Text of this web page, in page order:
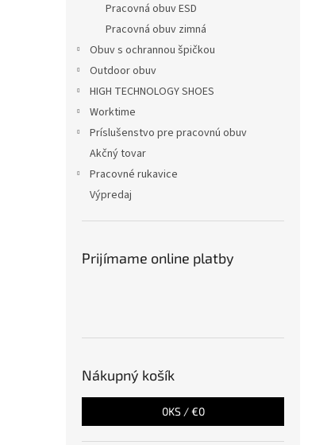
Pracovná obuv ESD
Pracovná obuv zimná
Obuv s ochrannou špičkou
Outdoor obuv
HIGH TECHNOLOGY SHOES
Worktime
Príslušenstvo pre pracovnú obuv
Akčný tovar
Pracovné rukavice
Výpredaj
Prijímame online platby
Nákupný košík
0KS /€0